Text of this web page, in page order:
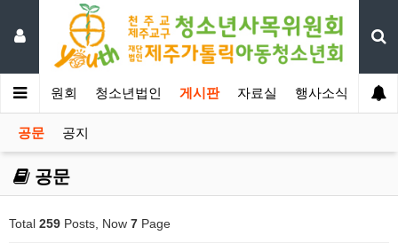
사목위원회 청소년법인 게시판 자료실 행사소식
공문 공지
공문
Total 259 Posts, Now 7 Page